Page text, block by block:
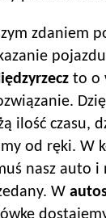
zdaniem
to o
ilość czasu,
od ręki. W
nasz auto i
W